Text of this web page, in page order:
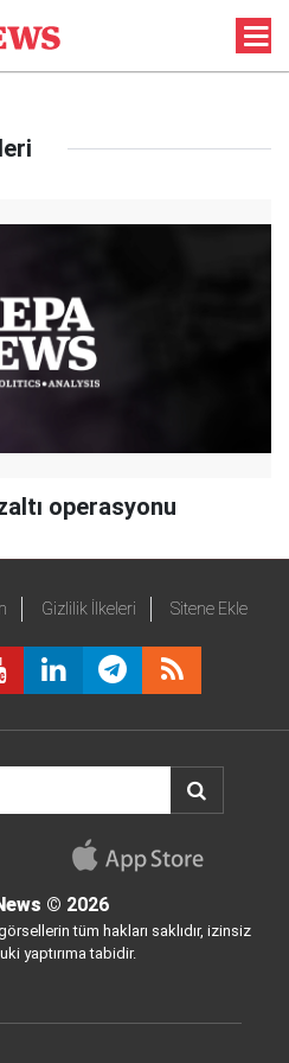
operasyonu
Gizlilik İlkeleri Sitene Ekle
© 2026
tüm hakları saklıdır, izinsiz
yaptırıma tabidir.